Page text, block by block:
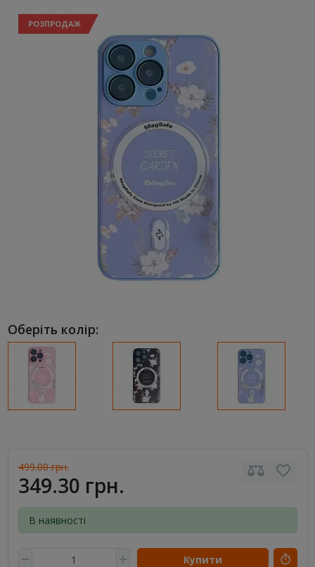
РОЗПРОДАЖ
Оберіть колір:
499.00 грн.
349.30 грн.
В наявності
Купити